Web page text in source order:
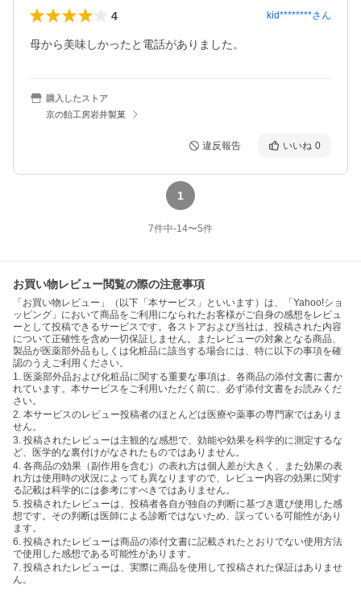
4 kid********さん
母から美味しかったと電話がありました。
購入したストア
京の飴工房岩井製菓
違反報告 いいね 0
1
7件中-14〜5件
お買い物レビュー閲覧の際の注意事項
「お買い物レビュー」（以下「本サービス」といいます）は、「Yahoo!ショ
ッピング」において商品をご利用になられたお客様がご自身の感想をレビュ
ーとして投稿できるサービスです。各ストアおよび当社は、投稿された内容
について正確性を含め一切保証しません。またレビューの対象となる商品、
製品が医薬部外品もしくは化粧品に該当する場合には、特に以下の事項を確
認のうえご利用ください。
1. 医薬部外品および化粧品に関する重要な事項は、各商品の添付文書に書か
れています。本サービスをご利用いただく前に、必ず添付文書をお読みくだ
さい。
2. 本サービスのレビュー投稿者のほとんどは医療や薬事の専門家ではありま
せん。
3. 投稿されたレビューは主観的な感想で、効能や効果を科学的に測定するな
ど、医学的な裏付けがなされたものではありません。
4. 各商品の効果（副作用を含む）の表れ方は個人差が大きく、また効果の表
れ方は使用時の状況によっても異なりますので、レビュー内容の効果に関す
る記載は科学的には参考にすべきではありません。
5. 投稿されたレビューは、投稿者各自が独自の判断に基づき選び使用した感
想です。その判断は医師による診断ではないため、誤っている可能性があり
ます。
6. 投稿されたレビューは商品の添付文書に記載されたとおりでない使用方法
で使用した感想である可能性があります。
7. 投稿されたレビューは、実際に商品を使用して投稿された保証はありませ
ん。